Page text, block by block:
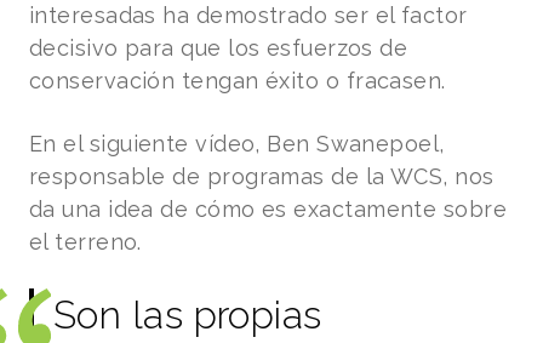
interesadas ha demostrado ser el factor
decisivo para que los esfuerzos de
conservación tengan éxito o fracasen.
En el siguiente vídeo, Ben Swanepoel,
responsable de programas de la WCS, nos
da una idea de cómo es exactamente sobre
el terreno.
Son las propias